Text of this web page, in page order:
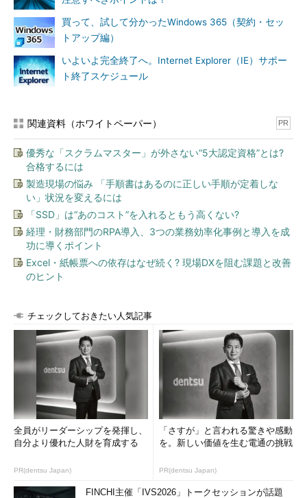
買って、試して分かったWindows 365（契約・セッ
トアップ編）
いよいよ完全終了へ。Internet Explorer（IE）サポー
ト終了スケジュール
関連資料（ホワイトペーパー） PR
優秀な「スクラムマスター」が外さない“5大認定資格”とは?
合格するには
製造現場の悩み 「手順書はあるのに正しい手順が定着しな
い」状況を変えるには
「SSD」は“あのコスト”を入れるともう高くない?
経理・財務部門のRPA導入、3つの業務効率化事例と導入を成
功に導くポイント
Excel・紙帳票への依存はなぜ続く? 現場DXを阻む課題と改善
のヒント
チェックしておきたい人気記事
全員がリーダーシップを発揮し、
自分より優れた人財を育成する
PR(dentsu Japan)
「さすが」と言われる驚きや感動
を。新しい価値を生む電通の挑戦
PR(dentsu Japan)
FINCHI主催「IVS2026」トークセッションが話題